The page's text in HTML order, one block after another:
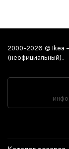
2000-2026 © Ikea
(неофициальный).